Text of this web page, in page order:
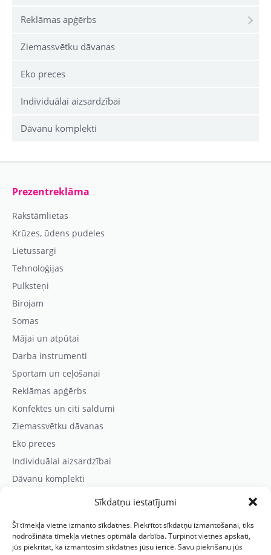
Sīkdatņu iestatījumi
Šī tīmekļa vietne izmanto sīkdatnes. Piekrītot sīkdatņu izmantošanai, tiks
nodrošināta tīmekļa vietnes optimāla darbība. Turpinot vietnes apskati,
jūs piekrītat, ka izmantosim sīkdatnes jūsu ierīcē. Savu piekrišanu jūs
Reklāmas apģērbs
Ziemassvētku dāvanas
Eko preces
Individuālai aizsardzībai
Dāvanu komplekti
Prezentreklāma
Rakstāmlietas
Krūzes, ūdens pudeles
Lietussargi
Tehnoloģijas
Pulksteņi
Birojam
Somas
Mājai un atpūtai
Darba instrumenti
Sportam un ceļošanai
Reklāmas apģērbs
Konfektes un citi saldumi
Ziemassvētku dāvanas
Eko preces
Individuālai aizsardzībai
Dāvanu komplekti
Kontaktinformācija
Prezentreklāmas aģentūra “PARIS”
Reģ.nr.: 40103625328